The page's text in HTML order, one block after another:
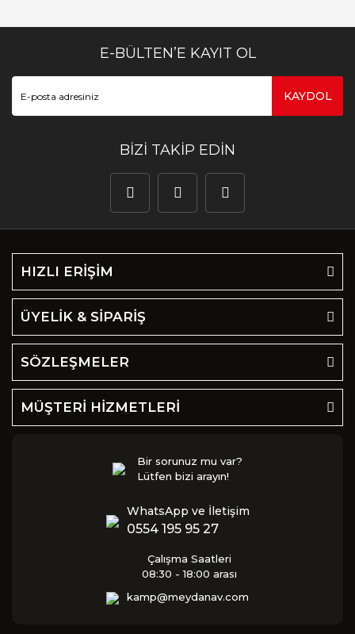
E-BÜLTEN’E KAYIT OL
KAYDOL
BİZİ TAKİP EDİN
HIZLI ERİŞİM
ÜYELİK & SİPARİŞ
SÖZLEŞMELER
MÜŞTERİ HİZMETLERİ
Bir sorunuz mu var?
Lütfen bizi arayın!
WhatsApp ve İletişim
0554 195 95 27
Çalışma Saatleri
08:30 - 18:00 arası
kamp@meydanav.com